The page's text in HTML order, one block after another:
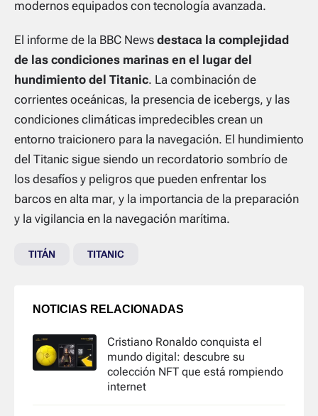
modernos equipados con tecnología avanzada.
El informe de la BBC News destaca la complejidad
de las condiciones marinas en el lugar del
hundimiento del Titanic. La combinación de
corrientes oceánicas, la presencia de icebergs, y las
condiciones climáticas impredecibles crean un
entorno traicionero para la navegación. El hundimiento
del Titanic sigue siendo un recordatorio sombrío de
los desafíos y peligros que pueden enfrentar los
barcos en alta mar, y la importancia de la preparación
y la vigilancia en la navegación marítima.
TITÁN TITANIC
NOTICIAS RELACIONADAS
Cristiano Ronaldo conquista el
mundo digital: descubre su
colección NFT que está rompiendo
internet